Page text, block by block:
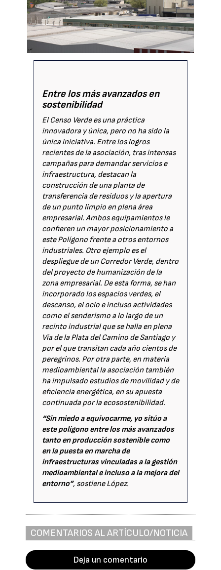
Entre los más avanzados en
sostenibilidad
El Censo Verde es una práctica
innovadora y única, pero no ha sido la
única iniciativa. Entre los logros
recientes de la asociación, tras intensas
campañas para demandar servicios e
infraestructura, destacan la
construcción de una planta de
transferencia de residuos y la apertura
de un punto limpio en plena área
empresarial. Ambos equipamientos le
confieren un mayor posicionamiento a
este Polígono frente a otros entornos
industriales. Otro ejemplo es el
despliegue de un Corredor Verde, dentro
del proyecto de humanización de la
zona empresarial. De esta forma, se han
incorporado los espacios verdes, el
descanso, el ocio e incluso actividades
como el senderismo a lo largo de un
recinto industrial que se halla en plena
Vía de la Plata del Camino de Santiago y
por el que transitan cada año cientos de
peregrinos. Por otra parte, en materia
medioambiental la asociación también
ha impulsado estudios de movilidad y de
eficiencia energética, en su apuesta
continuada por la ecosostenibilidad.
“Sin miedo a equivocarme, yo sitúo a
este polígono entre los más avanzados
tanto en producción sostenible como
en la puesta en marcha de
infraestructuras vinculadas a la gestión
medioambiental e incluso a la mejora del
entorno”, sostiene López.
COMENTARIOS AL ARTÍCULO/NOTICIA
Deja un comentario